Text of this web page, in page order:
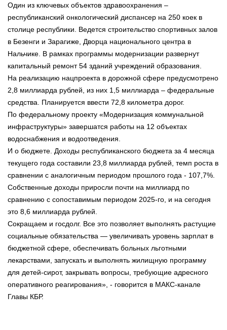
Один из ключевых объектов здравоохранения –
республиканский онкологический диспансер на 250 коек в
столице республики. Ведется строительство спортивных залов
в Безенги и Зарагиже, Дворца национального центра в
Нальчике. В рамках программы модернизации развернут
капитальный ремонт 54 зданий учреждений образования.
На реализацию нацпроекта в дорожной сфере предусмотрено
2,8 миллиарда рублей, из них 1,5 миллиарда – федеральные
средства. Планируется ввести 72,8 километра дорог.
По федеральному проекту «Модернизация коммунальной
инфраструктуры» завершатся работы на 12 объектах
водоснабжения и водоотведения.
И о бюджете. Доходы республиканского бюджета за 4 месяца
текущего года составили 23,8 миллиарда рублей, темп роста в
сравнении с аналогичным периодом прошлого года - 107,7%.
Собственные доходы приросли почти на миллиард по
сравнению с сопоставимым периодом 2025-го, и на сегодня
это 8,6 миллиарда рублей.
Сокращаем и госдолг. Все это позволяет выполнять растущие
социальные обязательства — увеличивать уровень зарплат в
бюджетной сфере, обеспечивать больных льготными
лекарствами, запускать и выполнять жилищную программу
для детей-сирот, закрывать вопросы, требующие адресного
оперативного реагирования», - говорится в МАКС-канале
Главы КБР.